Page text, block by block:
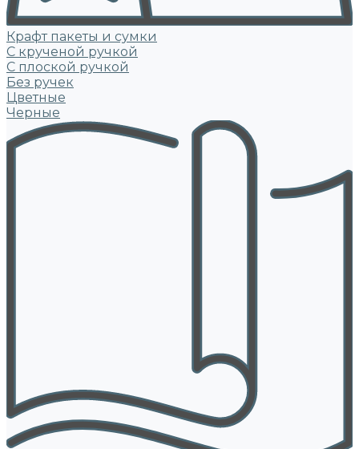
Крафт пакеты и сумки
С крученой ручкой
С плоской ручкой
Без ручек
Цветные
Черные